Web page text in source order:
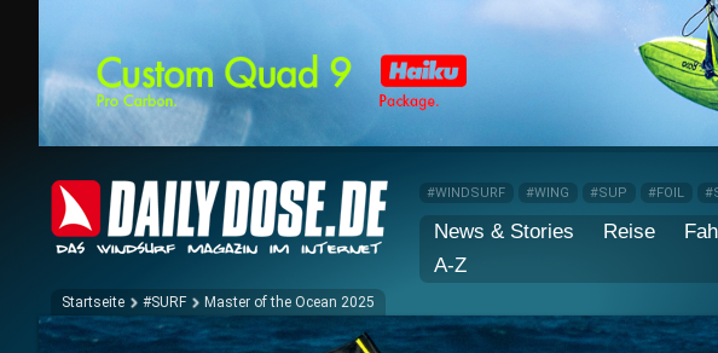
#WINDSURF #WING #SUP #FOIL
News & Stories Reise
A-Z
Startseite #SURF Master of the Ocean 2025